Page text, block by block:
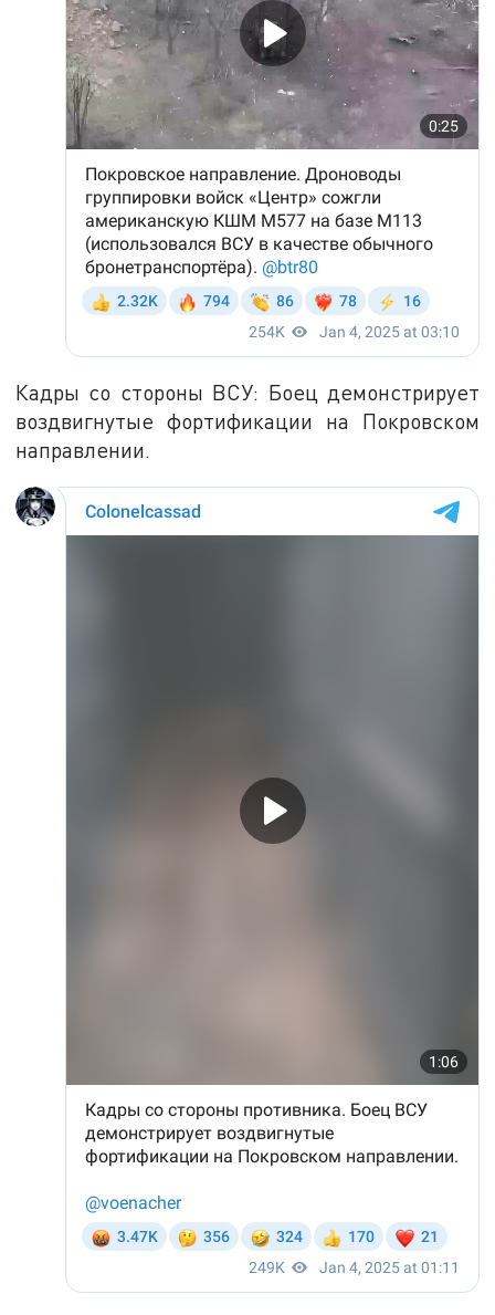
Кадры со стороны ВСУ: Боец демонстрирует
воздвигнутые фортификации на Покровском
направлении.